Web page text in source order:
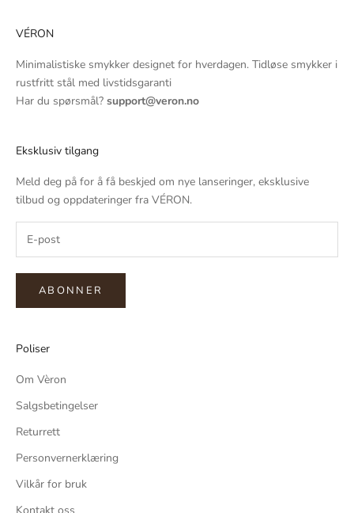
VÉRON
Minimalistiske smykker designet for hverdagen. Tidløse smykker i
rustfritt stål med livstidsgaranti
Har du spørsmål? support@veron.no
Eksklusiv tilgang
Meld deg på for å få beskjed om nye lanseringer, eksklusive
tilbud og oppdateringer fra VÉRON.
ABONNER
Poliser
Om Vèron
Salgsbetingelser
Returrett
Personvernerklæring
Vilkår for bruk